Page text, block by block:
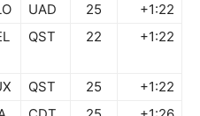
UAD 25
+1:22
QST 22 +1:22
QST 25
+1:22